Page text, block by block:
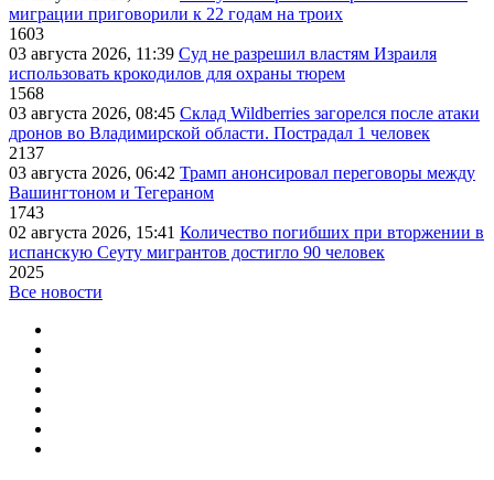
миграции приговорили к 22 годам на троих
1603
03 августа 2026, 11:39 Суд не разрешил властям Израиля
использовать крокодилов для охраны тюрем
1568
03 августа 2026, 08:45 Склад Wildberries загорелся после атаки
дронов во Владимирской области. Пострадал 1 человек
2137
03 августа 2026, 06:42 Трамп анонсировал переговоры между
Вашингтоном и Тегераном
1743
02 августа 2026, 15:41 Количество погибших при вторжении в
испанскую Сеуту мигрантов достигло 90 человек
2025
Все новости